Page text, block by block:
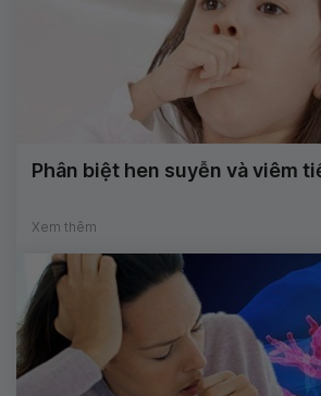
Phân biệt hen suyễn và viêm
Xem thêm